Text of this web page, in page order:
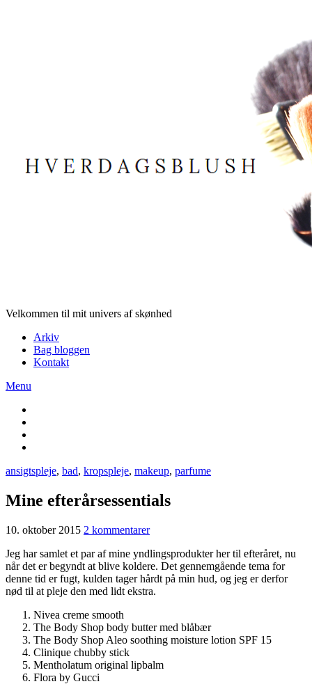
Velkommen til mit univers af skønhed
Arkiv
Bag bloggen
Kontakt
Menu
ansigtspleje, bad, kropspleje, makeup, parfume
Mine efterårsessentials
10. oktober 2015 2 kommentarer
Jeg har samlet et par af mine yndlingsprodukter her til efteråret, nu
når det er begyndt at blive koldere. Det gennemgående tema for
denne tid er fugt, kulden tager hårdt på min hud, og jeg er derfor
nød til at pleje den med lidt ekstra.
Nivea creme smooth
The Body Shop body butter med blåbær
The Body Shop Aleo soothing moisture lotion SPF 15
Clinique chubby stick
Mentholatum original lipbalm
Flora by Gucci